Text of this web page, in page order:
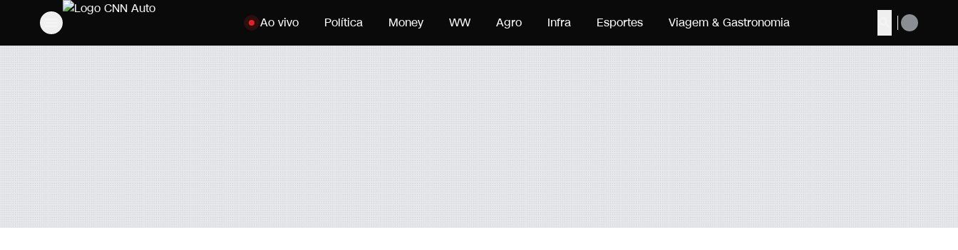
Buscar
Pular para o conteúdo
Ao vivo Política Money WW Agro Infra Esportes Viagem & Gastronomia